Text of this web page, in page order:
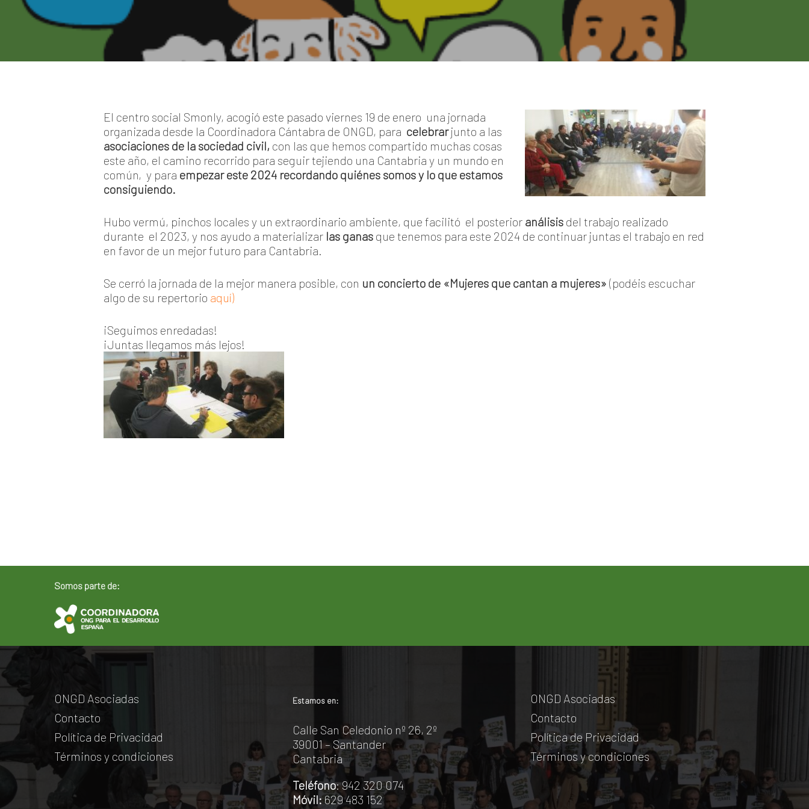
El centro social Smonly, acogió este pasado viernes 19 de enero una jornada
organizada desde la Coordinadora Cántabra de ONGD, para celebrarjunto a las
asociaciones de la sociedad civil, con las que hemos compartido muchas cosas
este año, el camino recorrido para seguir tejiendo una Cantabria y un mundo en
común, y para empezar este 2024 recordando quiénes somos y lo que estamos
consiguiendo.
Hubo vermú, pinchos locales y un extraordinario ambiente, que facilitó el posterior análisis del trabajo realizado
durante el 2023, y nos ayudo a materializar las ganas que tenemos para este 2024 de continuar juntas el trabajo en red
en favor de un mejor futuro para Cantabria.
Se cerró la jornada de la mejor manera posible, con un concierto de «Mujeres que cantan a mujeres» (podéis escuchar
algo de su repertorio aquí)
¡Seguimos enredadas!
¡Juntas llegamos más lejos!
Somos parte de:
ONGD Asociadas
Contacto
Política de Privacidad
Términos y condiciones
Estamos en:
Calle San Celedonio nº 26, 2º
39001 – Santander
Cantabria
Teléfono: 942 320 074
Móvil:629 483 152
ONGD Asociadas
Contacto
Política de Privacidad
Términos y condiciones